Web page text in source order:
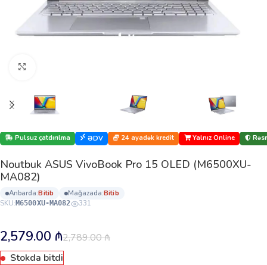
Pulsuz çatdırılma ƏDV 24 ayadək kredit Yalnız Online
Noutbuk ASUS VivoBook Pro 15 OLED (M6500XU-
MA082)
anbarda: bi̇ti̇b mağazada: bi̇ti̇b
SKU: M6500XU-MA082 331
2,789.00₼
2,579.00 ₼
Stokda bitdi